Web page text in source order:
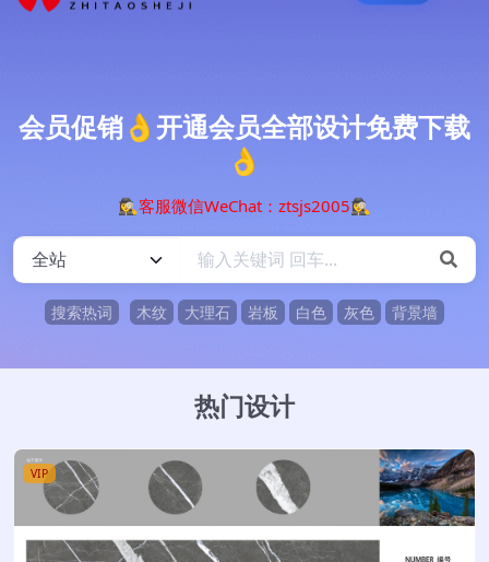
会员促销👌开通会员全部设计免费下载
👌
🕵️‍♀️客服微信WeChat：ztsjs2005🕵️‍♀️
搜索热词 木纹 大理石 岩板 白色 灰色 背景墙
热门设计
VIP